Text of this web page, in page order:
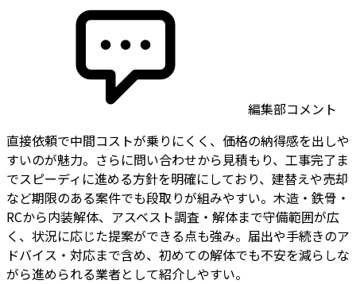
編集部コメント
直接依頼で中間コストが乗りにくく、価格の納得感を出しや
すいのが魅力。さらに問い合わせから見積もり、工事完了ま
でスピーディに進める方針を明確にしており、建替えや売却
など期限のある案件でも段取りが組みやすい。木造・鉄骨・
RCから内装解体、アスベスト調査・解体まで守備範囲が広
く、状況に応じた提案ができる点も強み。届出や手続きのア
ドバイス・対応まで含め、初めての解体でも不安を減らしな
がら進められる業者として紹介しやすい。